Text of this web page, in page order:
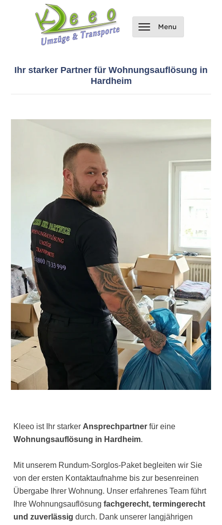
Ihr starker Partner für Wohnungsauflösung in
Hardheim
Kleeo ist Ihr starker Ansprechpartner für eine
Wohnungsauflösung in Hardheim.
Mit unserem Rundum-Sorglos-Paket begleiten wir Sie
von der ersten Kontaktaufnahme bis zur besenreinen
Übergabe Ihrer Wohnung. Unser erfahrenes Team führt
Ihre Wohnungsauflösungfachgerecht, termingerecht
und zuverlässig durch. Dank unserer langjährigen